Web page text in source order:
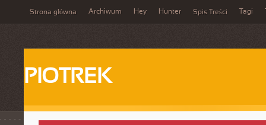
Strona główna Archiwum Hey Hunter Spis Treści Tagi
PIOTREK